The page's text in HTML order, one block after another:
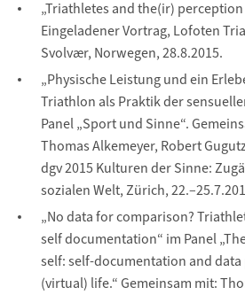
„Triathletes and the(ir)
Eingeladener Vortrag, Lofoten
Svolvær, Norwegen, 28.8.2015.
„Physische Leistung und ein
Triathlon als Praktik der
Panel „Sport und Sinne“.
Thomas Alkemeyer, Robert
dgv 2015 Kulturen der Sinne:
sozialen Welt, Zürich,
„No data for comparison?
self documentation“ im Panel
self: self-documentation and data
(virtual) life.“ Gemeinsam mit: